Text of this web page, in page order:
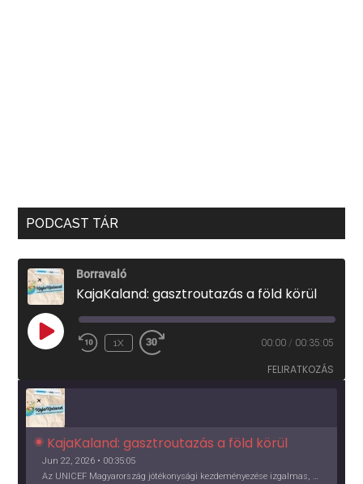
PODCAST TÁR
Borravaló
KajaKaland: gasztroutazás a föld körül
PLAY
EPISODE
1X 00:00 / 00:35:05
FELIRATKOZÁS
KajaKaland: gasztroutazás a föld körül
Jun 22, 2026 • 00:35:05
Az UNICEF Magyarország jótékonysági kezdeményezése izgalmas, egész éves világkörüli ízutazásra hív, igazi családi program és gasztroedukáció, illetve segítség a rászorulóknak is egyben.